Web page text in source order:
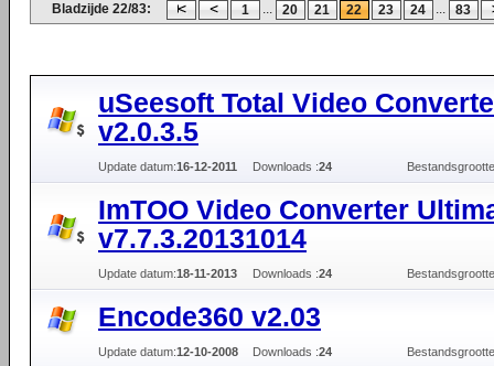
Bladzijde 22/83: 1 ... 20 21 22 23 24 ... 83
uSeesoft Total Video
v2.0.3.5
Update datum:16-12-2011 Downloads :24
ImTOO Video Converter
v7.7.3.20131014
Update datum:18-11-2013 Downloads :24
Encode360 v2.03
Update datum:12-10-2008 Downloads :24